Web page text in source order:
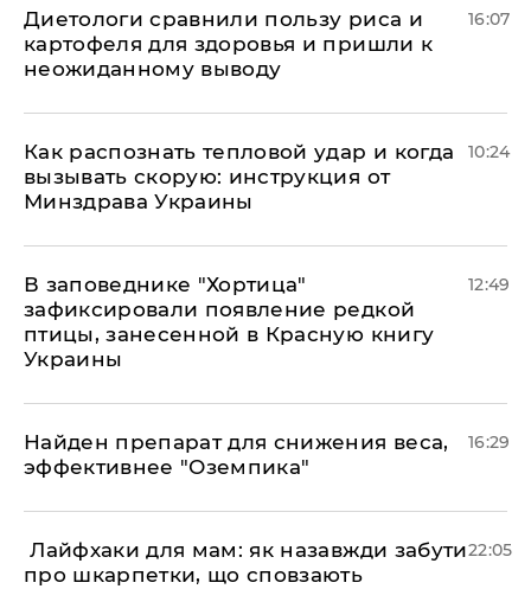
Диетологи сравнили пользу риса и
картофеля для здоровья и пришли к
неожиданному выводу
16:07
Как распознать тепловой удар и когда
вызывать скорую: инструкция от
Минздрава Украины
10:24
В заповеднике "Хортица"
зафиксировали появление редкой
птицы, занесенной в Красную книгу
Украины
12:49
Найден препарат для снижения веса,
эффективнее "Оземпика"
16:29
​ Лайфхаки для мам: як назавжди забути
про шкарпетки, що сповзають
22:05